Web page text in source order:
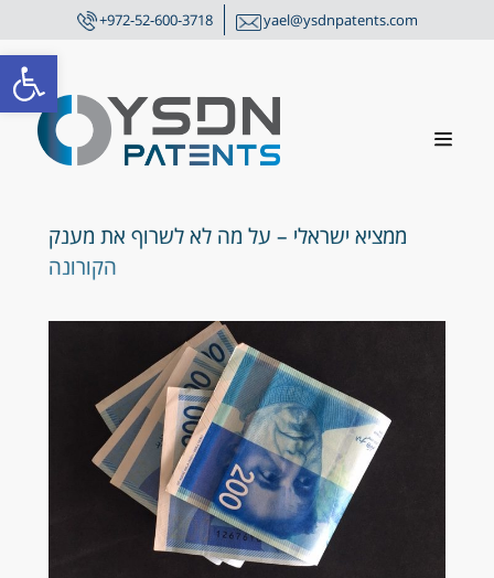
פתח
+972-52-600-3718 yael@ysdnpatents.com
ממציא ישראלי – על מה לא לשרוף את מענק
הקורונה